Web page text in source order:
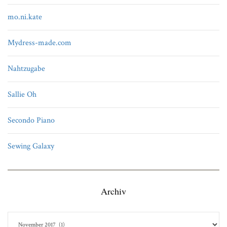
mo.ni.kate
Mydress-made.com
Nahtzugabe
Sallie Oh
Secondo Piano
Sewing Galaxy
Archiv